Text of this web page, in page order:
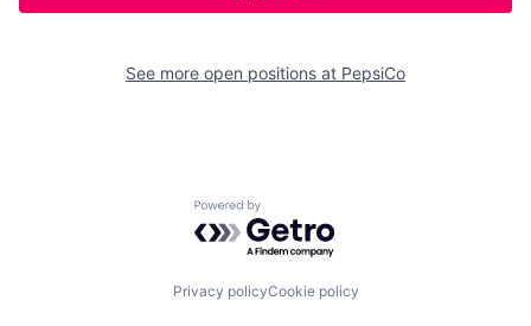
See more open positions at PepsiCo
Powered by Getro.com
Privacy policyCookie policy